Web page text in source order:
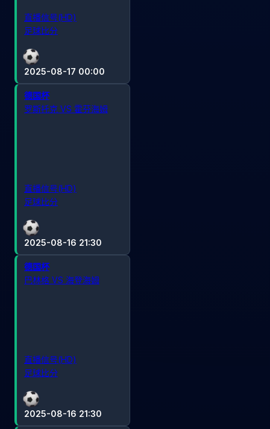
2025-08-17 00:00
直播信号(HD)
足球比分
2025-08-16 21:30
德国杯
罗斯托克 VS 霍芬海姆
直播信号(HD)
足球比分
2025-08-16 21:30
德国杯
巴林格 VS 海登海姆
直播信号(HD)
足球比分